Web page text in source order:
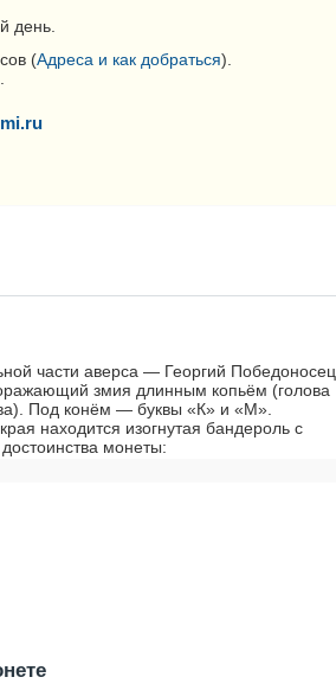
день.
(Адреса и как добраться).
части аверса — Георгий Победоносец
змия длинным копьём (голова
Под конём — буквы «К» и «М».
находится изогнутая бандероль с
монеты: